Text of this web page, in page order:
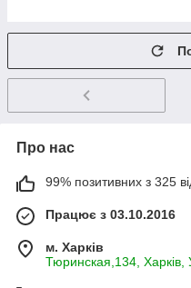
Про нас
99% позитивних з 325
Працює з 03.10.2016
м. Харків
Тюринская,134, Харків,